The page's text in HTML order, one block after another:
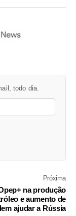
todo dia.
Próxima
na produção
e aumento de
ajudar a Rússia